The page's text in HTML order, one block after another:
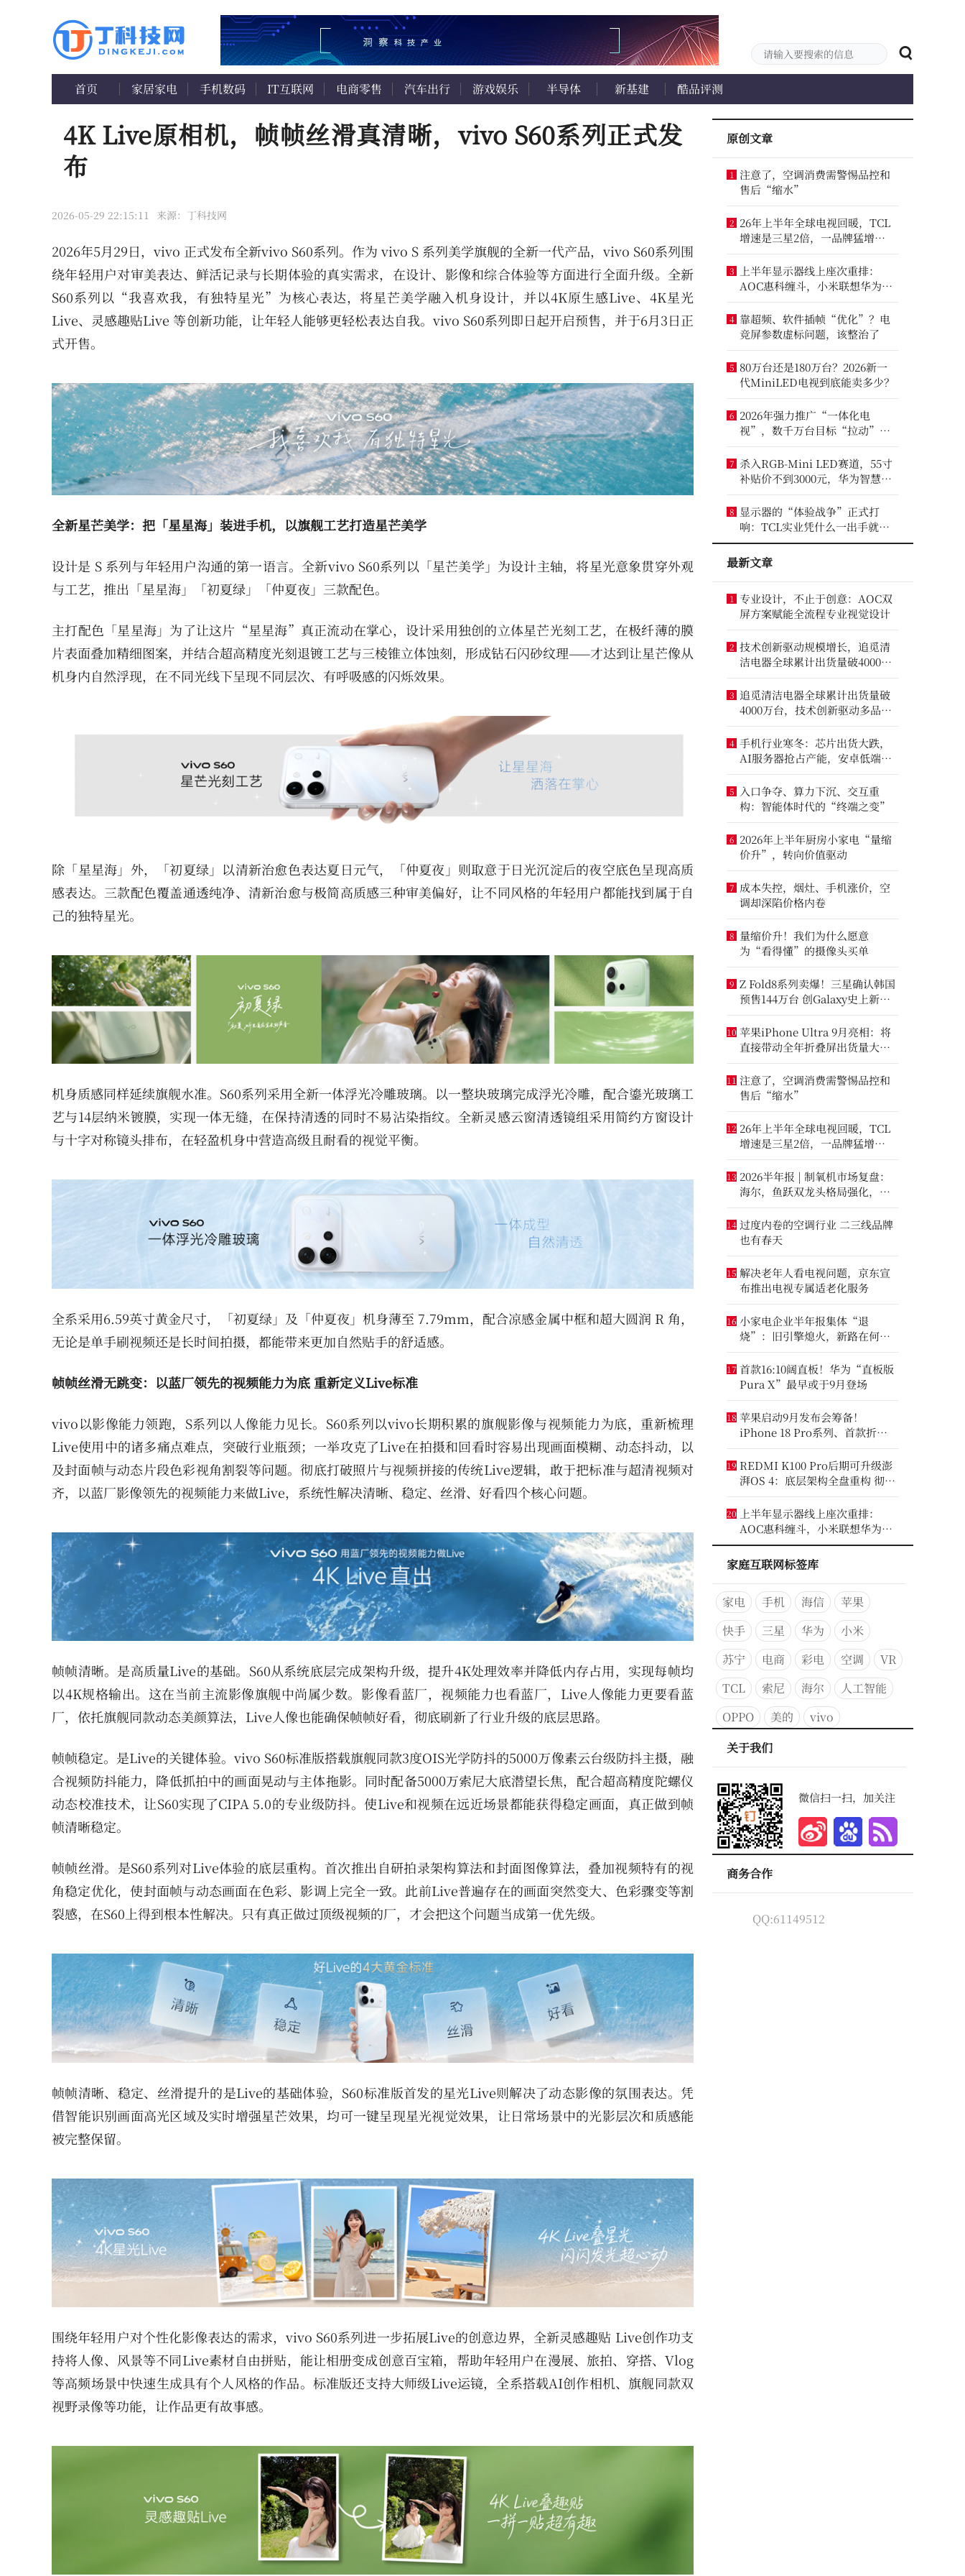
首页 家居家电 手机数码 IT互联网 电商零售 汽车出行 游戏娱乐 半导体 新基建 酷品评测
4K Live原相机，帧帧丝滑真清晰，vivo S60系列正式发
布
2026-05-29 22:15:11 来源：丁科技网
2026年5月29日，vivo 正式发布全新vivo S60系列。作为 vivo S 系列美学旗舰的全新一代产品，vivo S60系列围
绕年轻用户对审美表达、鲜活记录与长期体验的真实需求，在设计、影像和综合体验等方面进行全面升级。全新
S60系列以“我喜欢我，有独特星光”为核心表达，将星芒美学融入机身设计，并以4K原生感Live、4K星光
Live、灵感趣贴Live 等创新功能，让年轻人能够更轻松表达自我。vivo S60系列即日起开启预售，并于6月3日正
式开售。
全新星芒美学：把「星星海」装进手机，以旗舰工艺打造星芒美学
设计是 S 系列与年轻用户沟通的第一语言。全新vivo S60系列以「星芒美学」为设计主轴，将星光意象贯穿外观
与工艺，推出「星星海」「初夏绿」「仲夏夜」三款配色。
主打配色「星星海」为了让这片“星星海”真正流动在掌心，设计采用独创的立体星芒光刻工艺，在极纤薄的膜
片表面叠加精细图案，并结合超高精度光刻退镀工艺与三棱锥立体蚀刻，形成钻石闪砂纹理——才达到让星芒像从
机身内自然浮现，在不同光线下呈现不同层次、有呼吸感的闪烁效果。
除「星星海」外，「初夏绿」以清新治愈色表达夏日元气，「仲夏夜」则取意于日光沉淀后的夜空底色呈现高质
感表达。三款配色覆盖通透纯净、清新治愈与极简高质感三种审美偏好，让不同风格的年轻用户都能找到属于自
己的独特星光。
机身质感同样延续旗舰水准。S60系列采用全新一体浮光冷雕玻璃。以一整块玻璃完成浮光冷雕，配合鎏光玻璃工
艺与14层纳米镀膜，实现一体无缝，在保持清透的同时不易沾染指纹。全新灵感云窗清透镜组采用简约方窗设计
与十字对称镜头排布，在轻盈机身中营造高级且耐看的视觉平衡。
全系采用6.59英寸黄金尺寸，「初夏绿」及「仲夏夜」机身薄至 7.79mm，配合凉感金属中框和超大圆润 R 角，
无论是单手刷视频还是长时间拍摄，都能带来更加自然贴手的舒适感。
帧帧丝滑无跳变：以蓝厂领先的视频能力为底 重新定义Live标准
vivo以影像能力领跑，S系列以人像能力见长。S60系列以vivo长期积累的旗舰影像与视频能力为底，重新梳理
Live使用中的诸多痛点难点，突破行业瓶颈；一举攻克了Live在拍摄和回看时容易出现画面模糊、动态抖动，以
及封面帧与动态片段色彩视角割裂等问题。彻底打破照片与视频拼接的传统Live逻辑，敢于把标准与超清视频对
齐，以蓝厂影像领先的视频能力来做Live，系统性解决清晰、稳定、丝滑、好看四个核心问题。
帧帧清晰。是高质量Live的基础。S60从系统底层完成架构升级，提升4K处理效率并降低内存占用，实现每帧均
以4K规格输出。这在当前主流影像旗舰中尚属少数。影像看蓝厂，视频能力也看蓝厂，Live人像能力更要看蓝
厂，依托旗舰同款动态美颜算法，Live人像也能确保帧帧好看，彻底刷新了行业升级的底层思路。
帧帧稳定。是Live的关键体验。vivo S60标准版搭载旗舰同款3度OIS光学防抖的5000万像素云台级防抖主摄，融
合视频防抖能力，降低抓拍中的画面晃动与主体拖影。同时配备5000万索尼大底潜望长焦，配合超高精度陀螺仪
动态校准技术，让S60实现了CIPA 5.0的专业级防抖。使Live和视频在远近场景都能获得稳定画面，真正做到帧
帧清晰稳定。
帧帧丝滑。是S60系列对Live体验的底层重构。首次推出自研拍录架构算法和封面图像算法，叠加视频特有的视
角稳定优化，使封面帧与动态画面在色彩、影调上完全一致。此前Live普遍存在的画面突然变大、色彩骤变等割
裂感，在S60上得到根本性解决。只有真正做过顶级视频的厂，才会把这个问题当成第一优先级。
帧帧清晰、稳定、丝滑提升的是Live的基础体验，S60标准版首发的星光Live则解决了动态影像的氛围表达。凭
借智能识别画面高光区域及实时增强星芒效果，均可一键呈现星光视觉效果，让日常场景中的光影层次和质感能
被完整保留。
围绕年轻用户对个性化影像表达的需求，vivo S60系列进一步拓展Live的创意边界，全新灵感趣贴 Live创作功支
持将人像、风景等不同Live素材自由拼贴，能让相册变成创意百宝箱，帮助年轻用户在漫展、旅拍、穿搭、Vlog
等高频场景中快速生成具有个人风格的作品。标准版还支持大师级Live运镜，全系搭载AI创作相机、旗舰同款双
视野录像等功能，让作品更有故事感。
原创文章
1 注意了，空调消费需警惕品控和
售后“缩水”
2 26年上半年全球电视回暖，TCL
增速是三星2倍，一品牌猛增
14.8%
3
上半年显示器线上座次重排：
AOC惠科缠斗，小米联想华为进
前八
4 靠超频、软件插帧“优化”？电
竞屏参数虚标问题，该整治了
5 80万台还是180万台？2026新一
代MiniLED电视到底能卖多少？
6 2026年强力推广“一体化电
视”，数千万台目标“拉动”彩
电业？
7 杀入RGB-Mini LED赛道，55寸
补贴价不到3000元，华为智慧屏
要“走量”？
8 显示器的“体验战争”正式打
响：TCL实业凭什么一出手就定
义了三条赛道？
最新文章
1
专业设计，不止于创意：AOC双
屏方案赋能全流程专业视觉设计
2 技术创新驱动规模增长，追觅清
洁电器全球累计出货量破4000万
台
3 追觅清洁电器全球累计出货量破
4000万台，技术创新驱动多品类
增长
4 手机行业寒冬：芯片出货大跌，
AI服务器抢占产能，安卓低端压
力最大
5
入口争夺、算力下沉、交互重
构：智能体时代的“终端之变”
6 2026年上半年厨房小家电“量缩
价升”，转向价值驱动
7 成本失控，烟灶、手机涨价，空
调却深陷价格内卷
8 量缩价升！我们为什么愿意
为“看得懂”的摄像头买单
9 Z Fold8系列卖爆！三星确认韩国
预售144万台 创Galaxy史上新纪
录
10 苹果iPhone Ultra 9月亮相：将
直接带动全年折叠屏出货量大涨
20%
11 注意了，空调消费需警惕品控和
售后“缩水”
12 26年上半年全球电视回暖，TCL
增速是三星2倍，一品牌猛增
14.8%
13 2026半年报 | 制氧机市场复盘：
海尔，鱼跃双龙头格局强化，大
升数制氧市场进一步打开
14 过度内卷的空调行业 二三线品牌
也有春天
15 解决老年人看电视问题，京东宣
布推出电视专属适老化服务
16 小家电企业半年报集体“退
烧”：旧引擎熄火，新路在何
方？
17 首款16:10阔直板！华为“直板版
Pura X”最早或于9月登场
18 苹果启动9月发布会筹备！
iPhone 18 Pro系列、首款折叠
iPhone将亮相
19 REDMI K100 Pro后期可升级澎
湃OS 4：底层架构全盘重构 彻底
剥离MIUI遗留代码
20
上半年显示器线上座次重排：
AOC惠科缠斗，小米联想华为进
前八
家庭互联网标签库
家电 手机 海信
苹果
快手
三星 华为
小米
苏宁
电商 彩电 空调
VR
TCL
索尼 海尔
人工智能
OPPO
美的
vivo
关于我们
微信扫一扫，加关注
商务合作
QQ:61149512